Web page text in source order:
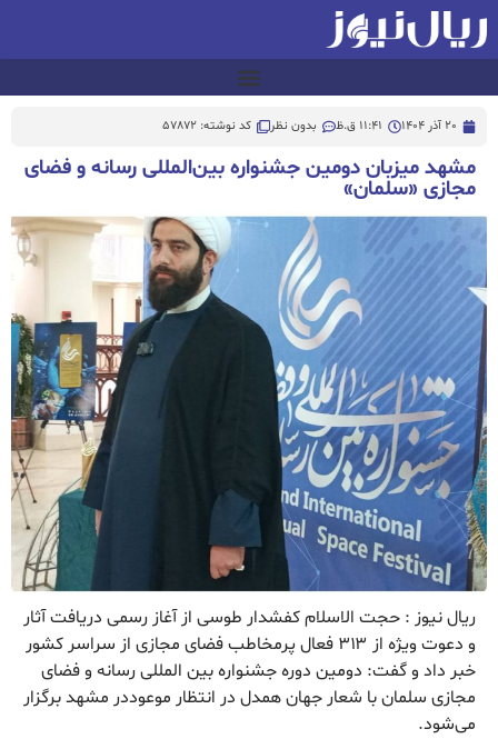
20 آذر 1404 11:41 ق.ظ بدون نظر کد نوشته: 57872
مشهد میزبان دومین جشنواره بین‌المللی رسانه و فضای
مجازی «سلمان»
ریال نیوز : حجت الاسلام کفشدار طوسی از آغاز رسمی دریافت آثار
و دعوت ویژه از ۳۱۳ فعال پرمخاطب فضای مجازی از سراسر کشور
خبر داد و گفت: دومین دوره جشنواره بین المللی رسانه و فضای
مجازی سلمان با شعار جهان همدل در انتظار موعوددر مشهد برگزار
می‌شود.